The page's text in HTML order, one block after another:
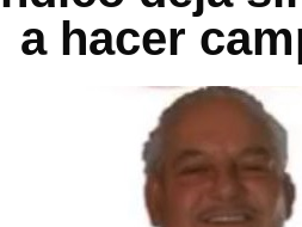
a hacer